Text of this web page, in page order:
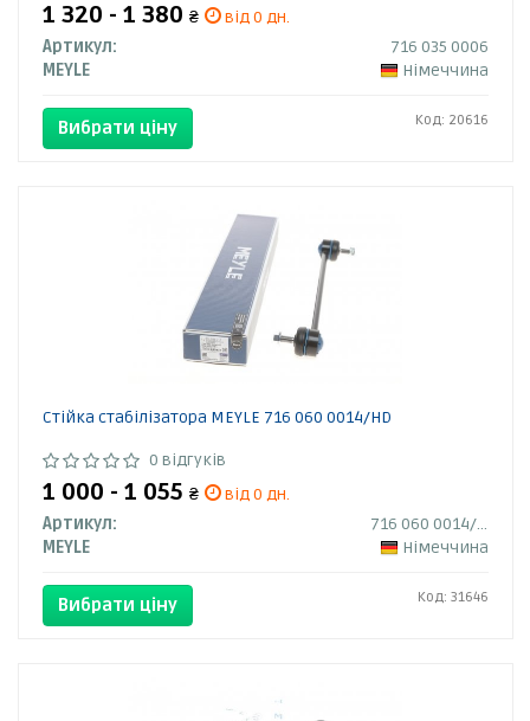
1 320 - 1 380 ₴
від 0 дн.
Артикул:
716 035 0006
MEYLE
Німеччина
Вибрати ціну Код: 20616
Стійка стабілізатора MEYLE 716 060 0014/HD
0 відгуків
1 000 - 1 055 ₴
від 0 дн.
Артикул:
716 060 0014/HD
MEYLE
Німеччина
Вибрати ціну Код: 31646